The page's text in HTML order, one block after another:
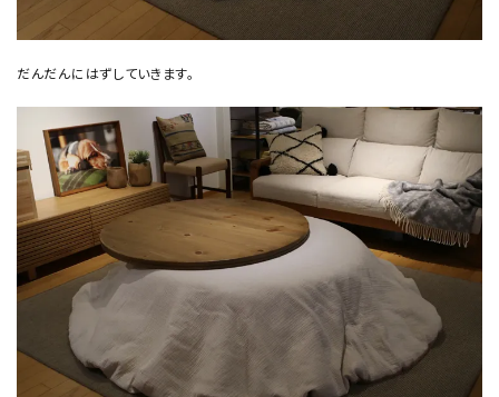
だんだんにはずしていきます。